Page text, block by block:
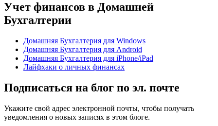
Учет финансов в Домашней
Бухгалтерии
Домашняя Бухгалтерия для Windows
Домашняя Бухгалтерия для Android
Домашняя Бухгалтерия для iPhone/iPad
Лайфхаки о личных финансах
Подписаться на блог по эл. почте
Укажите свой адрес электронной почты, чтобы получать
уведомления о новых записях в этом блоге.